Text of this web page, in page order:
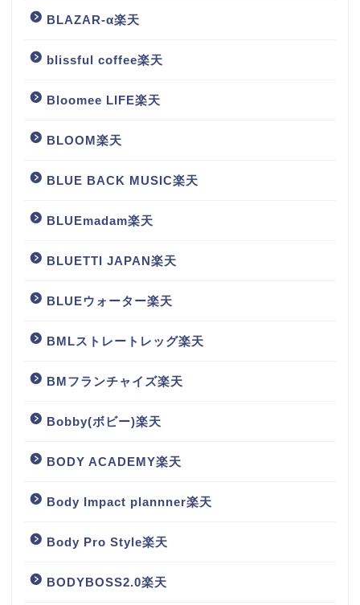
BLAZAR-α楽天
blissful coffee楽天
Bloomee LIFE楽天
BLOOM楽天
BLUE BACK MUSIC楽天
BLUEmadam楽天
BLUETTI JAPAN楽天
BLUEウォーター楽天
BMLストレートレッグ楽天
BMフランチャイズ楽天
Bobby(ボビー)楽天
BODY ACADEMY楽天
Body Impact plannner楽天
Body Pro Style楽天
BODYBOSS2.0楽天